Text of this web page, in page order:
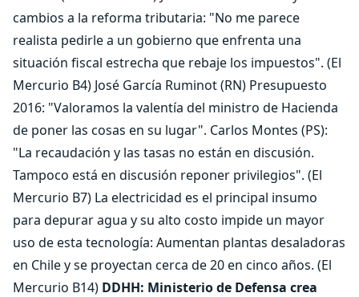
cambios a la reforma tributaria: "No me parece
realista pedirle a un gobierno que enfrenta una
situación fiscal estrecha que rebaje los impuestos". (El
Mercurio B4) José García Ruminot (RN) Presupuesto
2016: "Valoramos la valentía del ministro de Hacienda
de poner las cosas en su lugar". Carlos Montes (PS):
"La recaudación y las tasas no están en discusión.
Tampoco está en discusión reponer privilegios". (El
Mercurio B7) La electricidad es el principal insumo
para depurar agua y su alto costo impide un mayor
uso de esta tecnología: Aumentan plantas desaladoras
en Chile y se proyectan cerca de 20 en cinco años. (El
Mercurio B14) DDHH: Ministerio de Defensa crea